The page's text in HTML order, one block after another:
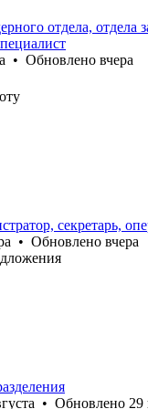
отдела, отдела
• Обновлено вчера
секретарь,
• Обновлено вчера
• Обновлено 29